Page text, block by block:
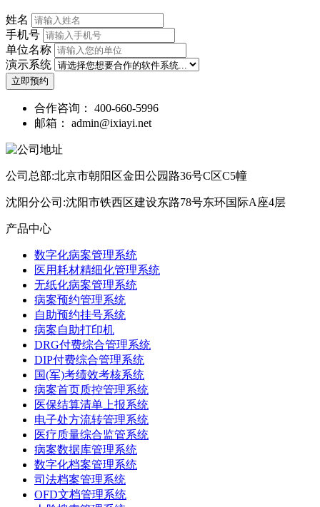
姓名
手机号
单位名称
演示系统
立即预约
合作咨询： 400-660-5996
邮箱： admin@ixiayi.net
公司总部:北京市朝阳区金田公园路36号C区C5幢
沈阳分公司:沈阳市铁西区建设东路78号东环国际A座4层
产品中心
数字化病案管理系统
医用耗材精细化管理系统
无纸化病案管理系统
病案预约管理系统
自助预约挂号系统
病案自助打印机
DRG付费综合管理系统
DIP付费综合管理系统
国(军)考绩效考核系统
病案首页质控管理系统
医保结算清单上报系统
电子处方流转管理系统
医疗质量综合监管系统
病案数据库管理系统
数字化档案管理系统
司法档案管理系统
OFD文档管理系统